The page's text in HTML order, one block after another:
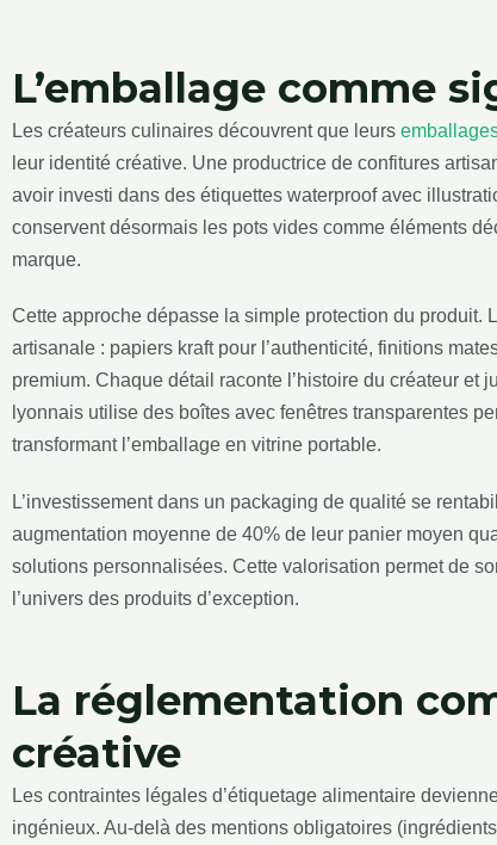
L’emballage comme
Les créateurs culinaires découvrent que leurs
leur identité créative. Une productrice de confitures
avoir investi dans des étiquettes waterproof avec
conservent désormais les pots vides comme éléments
marque.
Cette approche dépasse la simple protection du produit.
artisanale : papiers kraft pour l’authenticité, finitions
premium. Chaque détail raconte l’histoire du créateur et
lyonnais utilise des boîtes avec fenêtres transparentes
transformant l’emballage en vitrine portable.
L’investissement dans un packaging de qualité se
augmentation moyenne de 40% de leur panier moyen
solutions personnalisées. Cette valorisation permet de
l’univers des produits d’exception.
La réglementation
créative
Les contraintes légales d’étiquetage alimentaire
ingénieux. Au-delà des mentions obligatoires